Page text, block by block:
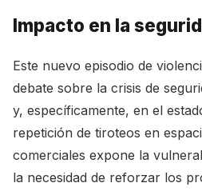
Impacto en la
Este nuevo episodio de
debate sobre la crisis de
y, específicamente, en el
repetición de tiroteos en
comerciales expone la
la necesidad de reforzar los